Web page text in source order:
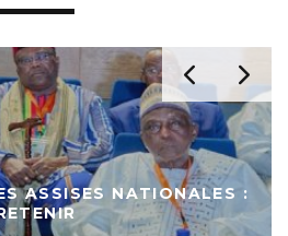
ASSISES NATIONALES :